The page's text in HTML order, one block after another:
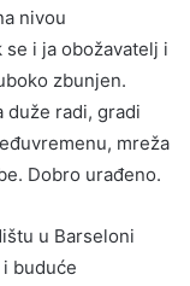
nivou
i ja obožavatelj i
zbunjen.
duže radi, gradi
mreža
Dobro urađeno.
u Barseloni
buduće